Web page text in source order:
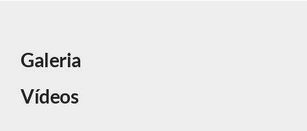
Galeria
Vídeos